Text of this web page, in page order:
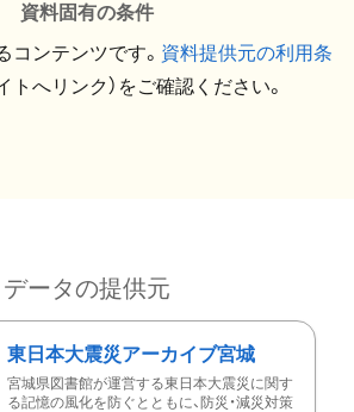
資料固有の条件
ンテンツです。 資料提供元の利用条
トへリンク）をご確認ください。
データの提供元
東日本大震災アーカイブ宮城
宮城県図書館が運営する東日本大震災に関す
る記憶の風化を防ぐとともに、防災・減災対策